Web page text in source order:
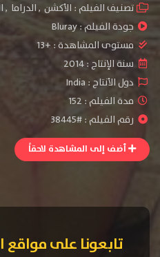
تصنيف الفيلم : الأكشن ,الدراما ,
جودة الفيلم :Bluray
مستوى المشاهدة : +13
سنة الإنتاج :2014
دول الأنتاج : India
مدة الفيلم : 152
رقم الفيلم : #38445
أضف إلى المشاهدة لاحقاً
تابعونا على مواقع